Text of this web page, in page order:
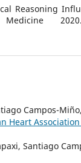
Reasoning
Campos-Miño,
Heart Association
Santiago